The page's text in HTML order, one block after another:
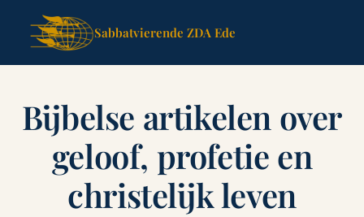
Sabbatvierende ZDA Ede
Bijbelse artikelen over
geloof, profetie en
christelijk leven